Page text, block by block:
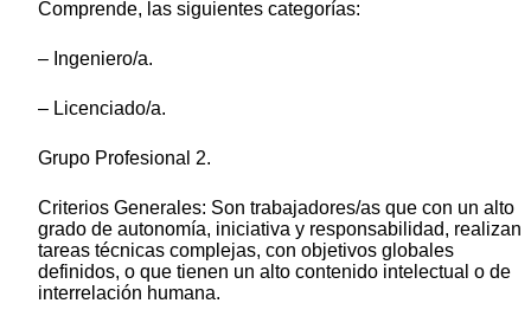
Comprende, las siguientes categorías:
– Ingeniero/a.
– Licenciado/a.
Grupo Profesional 2.
Criterios Generales: Son trabajadores/as que con un alto
grado de autonomía, iniciativa y responsabilidad, realizan
tareas técnicas complejas, con objetivos globales
definidos, o que tienen un alto contenido intelectual o de
interrelación humana.